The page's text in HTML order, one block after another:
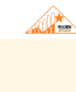
content